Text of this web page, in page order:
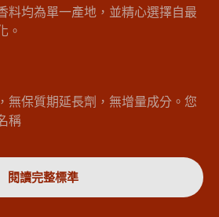
料均為單一產地，並精心選擇自最
。
無保質期延長劑，無增量成分。您
稱
閱讀完整標準